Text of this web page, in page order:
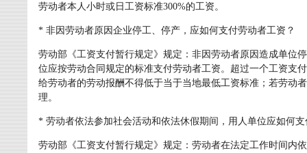
劳动者本人小时或日工资标准300%的工资。
* 非因劳动者原因企业停工、停产，应如何支付劳动者工资？
劳动部《工资支付暂行规定》规定：非因劳动者原因造成单位
位应按劳动合同规定的标准支付劳动者工资。超过一个工资支
给劳动者的劳动报酬不得低于当于当地最低工资标准；若劳动
理。
* 劳动者依法参加社会活动和依法休假期间，用人单位应如何
劳动部《工资支付暂行规定》规定：劳动者在法定工作时间内